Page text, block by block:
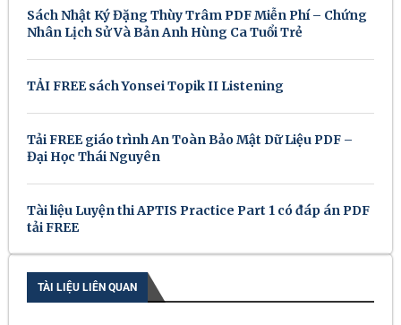
Sách Nhật Ký Đặng Thùy Trâm PDF Miễn Phí – Chứng
Nhân Lịch Sử Và Bản Anh Hùng Ca Tuổi Trẻ
TẢI FREE sách Yonsei Topik II Listening
Tải FREE giáo trình An Toàn Bảo Mật Dữ Liệu PDF –
Đại Học Thái Nguyên
Tài liệu Luyện thi APTIS Practice Part 1 có đáp án PDF
tải FREE
TÀI LIỆU LIÊN QUAN